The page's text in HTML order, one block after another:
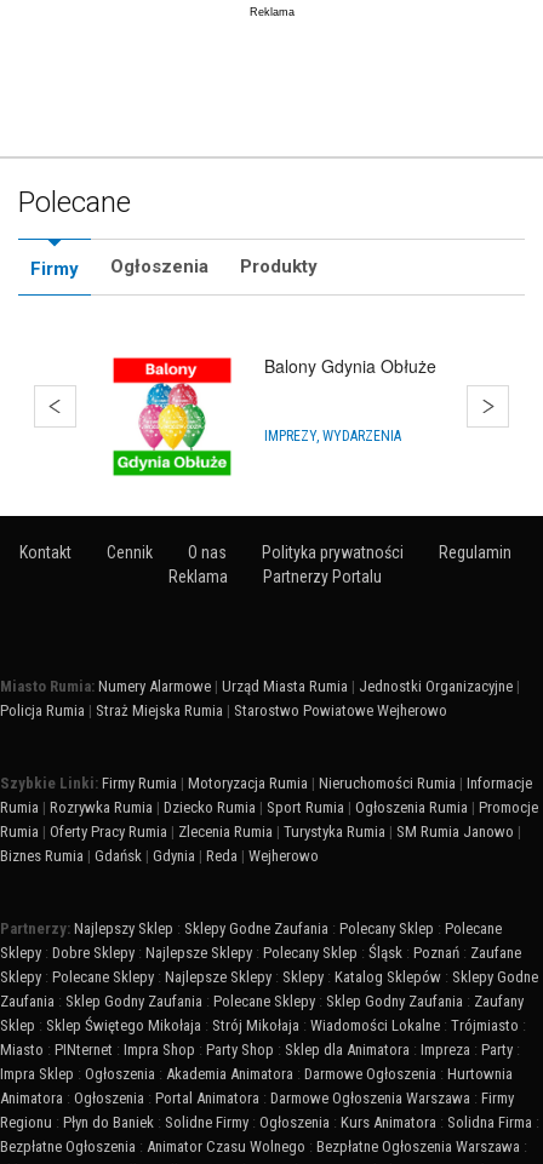
Polecane
Firmy Ogłoszenia Produkty
Balony Reda
IMPREZY, WYDARZENIA
Kontakt Cennik O nas Polityka prywatności
Regulamin
Reklama
Partnerzy Portalu
Miasto Rumia: Numery Alarmowe | Urząd Miasta Rumia | Jednostki Organizacyjne |
Policja Rumia | Straż Miejska Rumia | Starostwo Powiatowe Wejherowo
Szybkie Linki: Firmy Rumia | Motoryzacja Rumia | Nieruchomości Rumia | Informacje
Rumia | Rozrywka Rumia | Dziecko Rumia | Sport Rumia | Ogłoszenia Rumia | Promocje
Rumia | Oferty Pracy Rumia | Zlecenia Rumia | Turystyka Rumia | SM Rumia Janowo |
Biznes Rumia | Gdańsk | Gdynia | Reda | Wejherowo
Partnerzy: Najlepszy Sklep : Sklepy Godne Zaufania : Polecany Sklep : Polecane
Sklepy : Dobre Sklepy : Najlepsze Sklepy : Polecany Sklep : Śląsk : Poznań : Zaufane
Sklepy : Polecane Sklepy : Najlepsze Sklepy : Sklepy : Katalog Sklepów : Sklepy Godne
Zaufania : Sklep Godny Zaufania : Polecane Sklepy : Sklep Godny Zaufania : Zaufany
Sklep : Sklep Świętego Mikołaja : Strój Mikołaja : Wiadomości Lokalne : Trójmiasto :
Miasto : PINternet : Impra Shop : Party Shop : Sklep dla Animatora : Impreza : Party :
Impra Sklep : Ogłoszenia : Akademia Animatora : Darmowe Ogłoszenia : Hurtownia
Animatora : Ogłoszenia : Portal Animatora : Darmowe Ogłoszenia Warszawa : Firmy
Regionu : Płyn do Baniek : Solidne Firmy : Ogłoszenia : Kurs Animatora : Solidna Firma :
Bezpłatne Ogłoszenia : Animator Czasu Wolnego : Bezpłatne Ogłoszenia Warszawa :